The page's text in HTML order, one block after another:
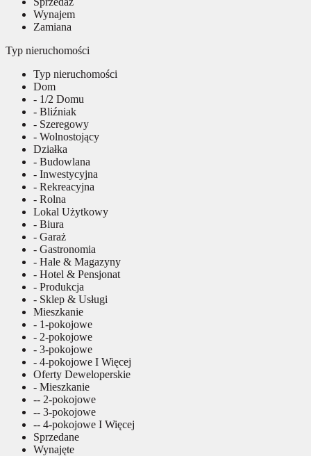
Wynajem
Zamiana
Typ nieruchomości
Typ nieruchomości
Dom
- 1/2 Domu
- Bliźniak
- Szeregowy
- Wolnostojący
Działka
- Budowlana
- Inwestycyjna
- Rekreacyjna
- Rolna
Lokal Użytkowy
- Biura
- Garaż
- Gastronomia
- Hale & Magazyny
- Hotel & Pensjonat
- Produkcja
- Sklep & Usługi
Mieszkanie
- 1-pokojowe
- 2-pokojowe
- 3-pokojowe
- 4-pokojowe I Więcej
Oferty Deweloperskie
- Mieszkanie
-- 2-pokojowe
-- 3-pokojowe
-- 4-pokojowe I Więcej
Sprzedane
Wynajęte